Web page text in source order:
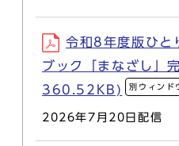
令和8年度版ひと
ブック「まなざし」
360.52KB)
別ウィンド
2026年7月20日配信